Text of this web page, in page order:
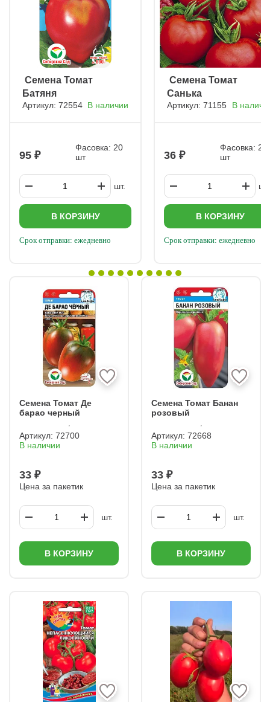
ㅤ Семена Томат
Батяня
Артикул: 72554 В наличии
95
Фасовка: 20
шт
шт.
В КОРЗИНУ
Срок отправки: ежедневно
ㅤ Семена Томат
Санька
Артикул: 71155 В
36
Фасовка: 20
шт
шт.
В КОРЗИНУ
Срок отправки: ежедневно
Семена Томат Де
барао черный
Артикул: 72700
В наличии
33 ₽
Цена за пакетик
шт.
В КОРЗИНУ
Семена Томат Банан
розовый
Артикул: 72668
В наличии
33 ₽
Цена за пакетик
шт.
В КОРЗИНУ